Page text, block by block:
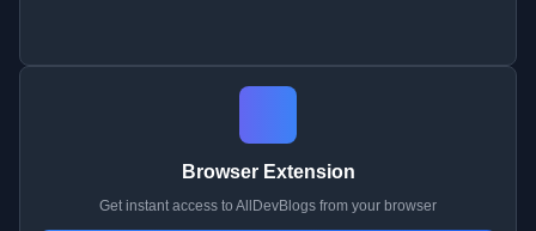
Browser Extension
Get instant access to AllDevBlogs from your browser